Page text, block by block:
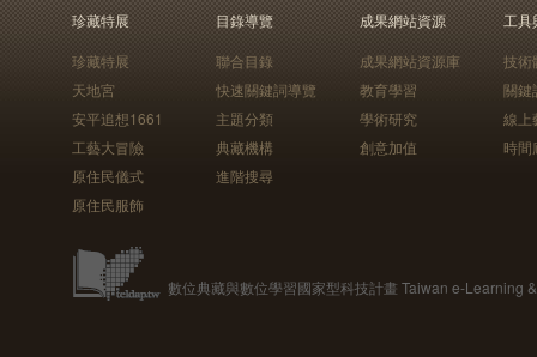
珍藏特展
珍藏特展
天地宮
安平追想1661
工藝大冒險
原住民儀式
原住民服飾
目錄導覽
聯合目錄
快速關鍵詞導覽
主題分類
典藏機構
進階搜尋
成果網站資源
成果網站資源庫
教育學習
學術研究
創意加值
工具
技術
關鍵
線上
時間
數位典藏與數位學習國家型科技計畫 Taiwan e-Learning